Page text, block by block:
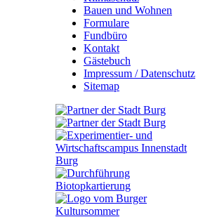
Bauen und Wohnen
Formulare
Fundbüro
Kontakt
Gästebuch
Impressum / Datenschutz
Sitemap